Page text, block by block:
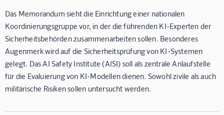
Das Memorandum sieht die Einrichtung einer nationalen
Koordinierungsgruppe vor, in der die führenden KI-Experten der
Sicherheitsbehörden zusammenarbeiten sollen. Besonderes
Augenmerk wird auf die Sicherheitsprüfung von KI-Systemen
gelegt. Das AI Safety Institute (AISI) soll als zentrale Anlaufstelle
für die Evaluierung von KI-Modellen dienen. Sowohl zivile als auch
militärische Risiken sollen untersucht werden.